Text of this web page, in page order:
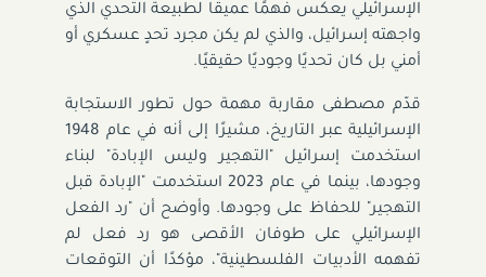
الإسرائيلي يعكس فهمًا عميقًا لطبيعة التحدي الذي
واجهته إسرائيل، والذي لم يكن مجرد تحدٍ عسكري أو
أمني بل كان تحديًا وجوديًا حقيقيًا.
قدّم مصطفى مقاربة مهمة حول تطور الاستجابة
الإسرائيلية عبر التاريخ، مشيرًا إلى أنه في عام 1948
استخدمت إسرائيل "التهجير وليس الإبادة" لبناء
وجودها، بينما في عام 2023 استخدمت "الإبادة قبل
التهجير" للحفاظ على وجودها. وأوضح أن "رد الفعل
الإسرائيلي على طوفان الأقصى هو رد فعل لم
تفهمه الأدبيات الفلسطينية"، مؤكدًا أن التوقعات